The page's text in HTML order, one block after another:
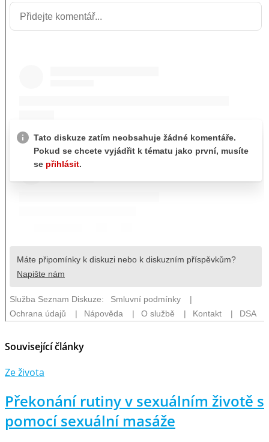
Související články
Ze života
Překonání rutiny v sexuálním životě s
pomocí sexuální masáže